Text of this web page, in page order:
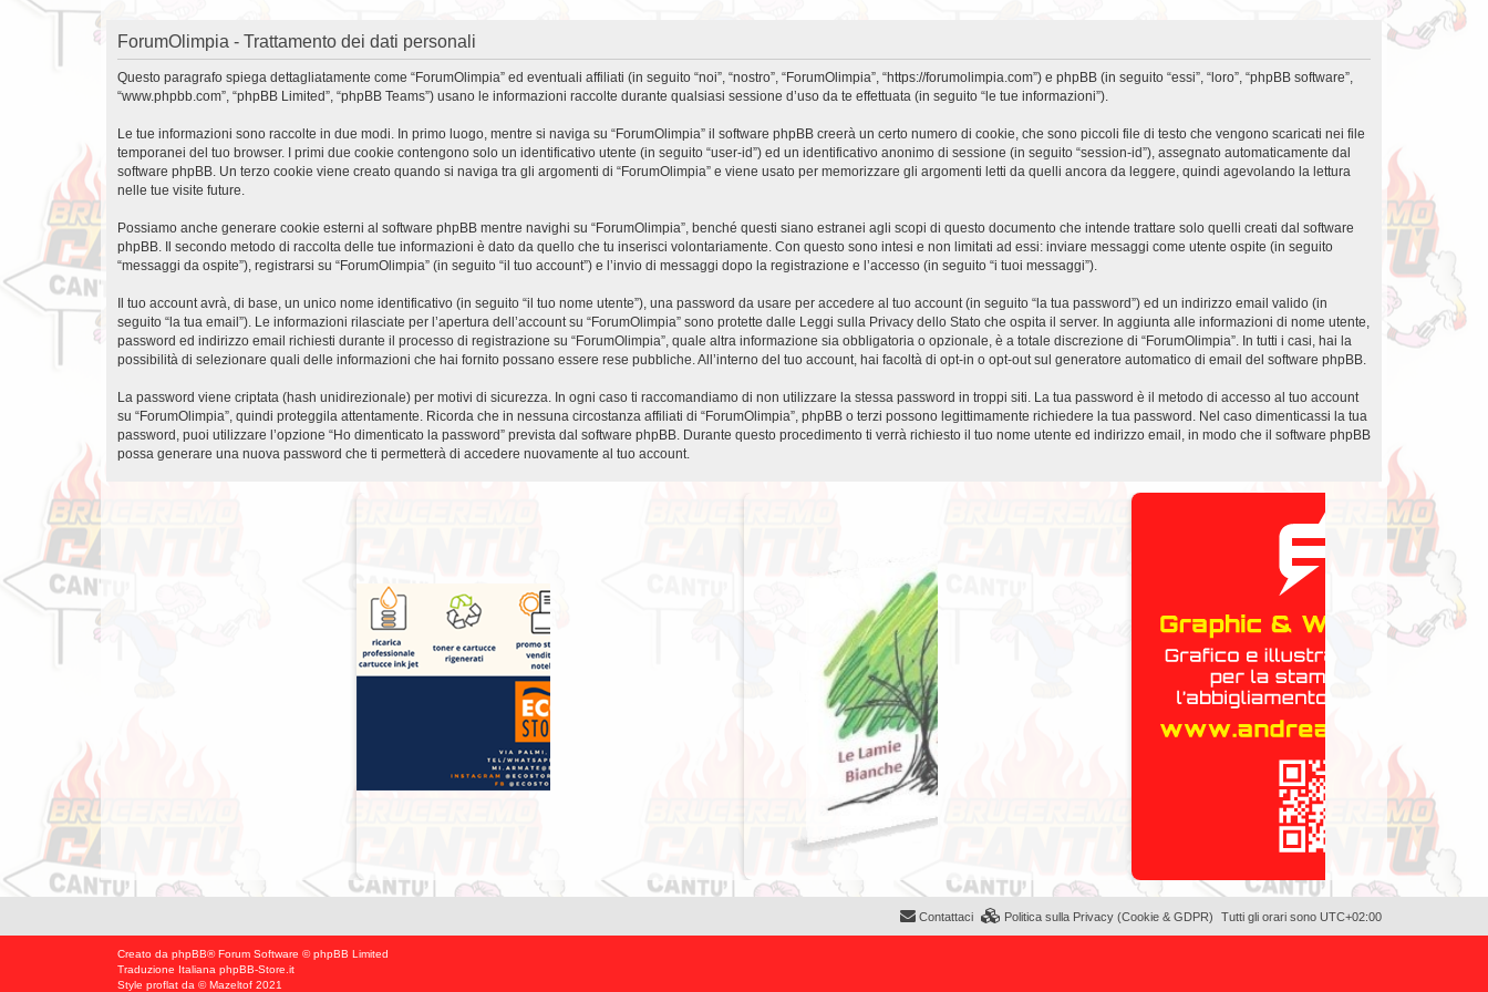
ForumOlimpia - Trattamento dei dati personali
Questo paragrafo spiega dettagliatamente come “ForumOlimpia” ed eventuali affiliati (in seguito “noi”, “nostro”, “ForumOlimpia”, “https://forumolimpia.com”) e phpBB (in seguito “essi”, “loro”, “phpBB software”,
“www.phpbb.com”, “phpBB Limited”, “phpBB Teams”) usano le informazioni raccolte durante qualsiasi sessione d’uso da te effettuata (in seguito “le tue informazioni”).
Le tue informazioni sono raccolte in due modi. In primo luogo, mentre si naviga su “ForumOlimpia” il software phpBB creerà un certo numero di cookie, che sono piccoli file di testo che vengono scaricati nei file
temporanei del tuo browser. I primi due cookie contengono solo un identificativo utente (in seguito “user-id”) ed un identificativo anonimo di sessione (in seguito “session-id”), assegnato automaticamente dal
software phpBB. Un terzo cookie viene creato quando si naviga tra gli argomenti di “ForumOlimpia” e viene usato per memorizzare gli argomenti letti da quelli ancora da leggere, quindi agevolando la lettura
nelle tue visite future.
Possiamo anche generare cookie esterni al software phpBB mentre navighi su “ForumOlimpia”, benché questi siano estranei agli scopi di questo documento che intende trattare solo quelli creati dal software
phpBB. Il secondo metodo di raccolta delle tue informazioni è dato da quello che tu inserisci volontariamente. Con questo sono intesi e non limitati ad essi: inviare messaggi come utente ospite (in seguito
“messaggi da ospite”), registrarsi su “ForumOlimpia” (in seguito “il tuo account”) e l’invio di messaggi dopo la registrazione e l’accesso (in seguito “i tuoi messaggi”).
Il tuo account avrà, di base, un unico nome identificativo (in seguito “il tuo nome utente”), una password da usare per accedere al tuo account (in seguito “la tua password”) ed un indirizzo email valido (in
seguito “la tua email”). Le informazioni rilasciate per l’apertura dell’account su “ForumOlimpia” sono protette dalle Leggi sulla Privacy dello Stato che ospita il server. In aggiunta alle informazioni di nome utente,
password ed indirizzo email richiesti durante il processo di registrazione su “ForumOlimpia”, quale altra informazione sia obbligatoria o opzionale, è a totale discrezione di “ForumOlimpia”. In tutti i casi, hai la
possibilità di selezionare quali delle informazioni che hai fornito possano essere rese pubbliche. All’interno del tuo account, hai facoltà di opt-in o opt-out sul generatore automatico di email del software phpBB.
La password viene criptata (hash unidirezionale) per motivi di sicurezza. In ogni caso ti raccomandiamo di non utilizzare la stessa password in troppi siti. La tua password è il metodo di accesso al tuo account
su “ForumOlimpia”, quindi proteggila attentamente. Ricorda che in nessuna circostanza affiliati di “ForumOlimpia”, phpBB o terzi possono legittimamente richiedere la tua password. Nel caso dimenticassi la tua
password, puoi utilizzare l’opzione “Ho dimenticato la password” prevista dal software phpBB. Durante questo procedimento ti verrà richiesto il tuo nome utente ed indirizzo email, in modo che il software phpBB
possa generare una nuova password che ti permetterà di accedere nuovamente al tuo account.
Tutti gli orari sono UTC+02:00
Politica sulla Privacy (Cookie & GDPR)
Contattaci
Creato da phpBB® Forum Software © phpBB Limited
Traduzione Italiana phpBB-Store.it
Style proflat da ©Mazeltof 2021